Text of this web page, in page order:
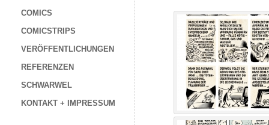
COMICS
COMICSTRIPS
VERÖFFENTLICHUNGEN
REFERENZEN
SCHWARWEL
KONTAKT + IMPRESSUM